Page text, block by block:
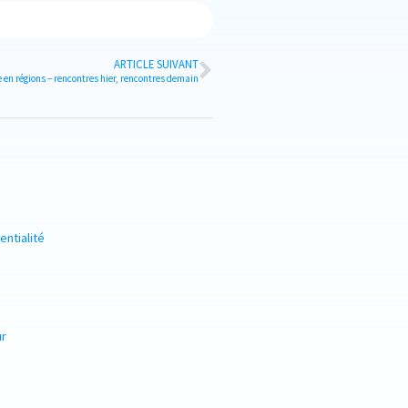
ARTICLE SUIVANT
en régions – rencontres hier, rencontres demain